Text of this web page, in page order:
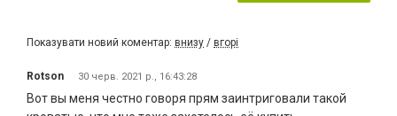
Показувати новий коментар: внизу / вгорі
Rotson 30 черв. 2021 р., 16:43:28
Вот вы меня честно говоря прям заинтриговали такой